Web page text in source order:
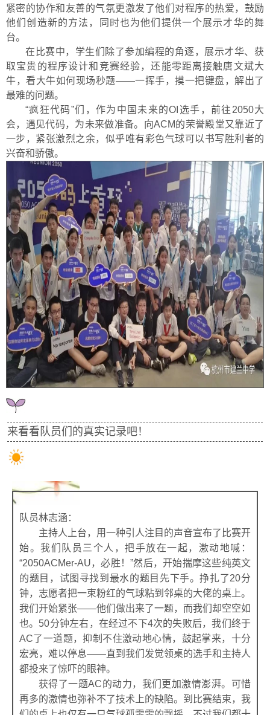
紧密的协作和友善的气氛更激发了他们对程序的热爱，鼓励
他们创造新的方法，同时也为他们提供一个展示才华的舞
台。
在比赛中，学生们除了参加编程的角逐，展示才华、获
取宝贵的程序设计和竞赛经验，还能零距离接触唐文斌大
牛，看大牛如何现场秒题——一挥手，摸一把键盘，解出了
最难的问题。
“疯狂代码”们，作为中国未来的OI选手，前往2050大
会，遇见代码，为未来做准备。向ACM的荣誉殿堂又靠近了
一步，紧张激烈之余，似乎唯有彩色气球可以书写胜利者的
兴奋和骄傲。
来看看队员们的真实记录吧！
队员林志涵：
主持人上台，用一种引人注目的声音宣布了比赛开
始。我们队员三个人，把手放在一起，激动地喊：
“2050ACMer-AU，必胜！”然后，开始揣摩这些纯英文
的题目，试图寻找到最水的题目先下手。挣扎了20分
钟，志愿者把一束粉红的气球粘到邻桌的大佬的桌上。
我们开始紧张——他们做出来了一题，而我们却空空如
也。50分钟左右，在经过不下4次的失败后，我们终于
AC了一道题，抑制不住激动地心情，鼓起掌来，十分
宏亮，难以停息——直到我们发觉领桌的选手和主持人
都投来了惊吓的眼神。
获得了一题AC的动力，我们更加激情澎湃。可惜
再多的激情也弥补不了技术上的缺陷。到比赛结束，我